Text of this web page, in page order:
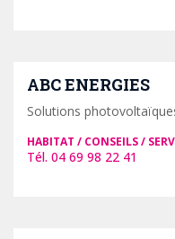
ABC ENERGIES
Solutions
HABITAT / CONSEILS /
04 69 98 22 41